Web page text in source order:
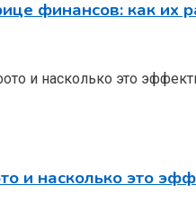
финансов: как их
и насколько это